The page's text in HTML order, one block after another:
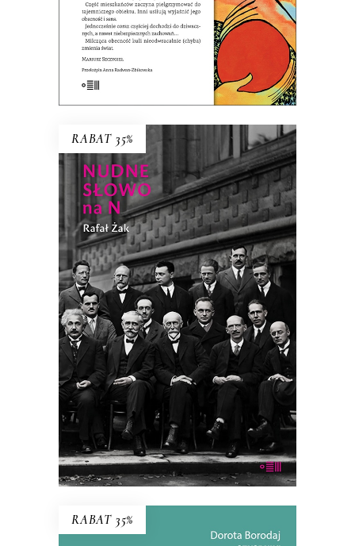
E-BOOK DO KOSZYKA
RABAT 35%
E-BOOK DO KOSZYKA
NUDNE SŁOWO NA N
Ilu trzeba fizyków teoretycznych do
otwarcia butelki wina bez korkociągu?
59.90zł 38.94 zł
KSIĄŻKA DO KOSZYKA
RABAT 35%